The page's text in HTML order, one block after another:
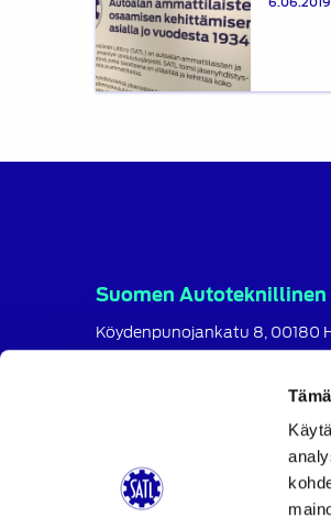
Portaalista?
Suomen
Köydenpunojankatu 8, 00180
SATL
SATL